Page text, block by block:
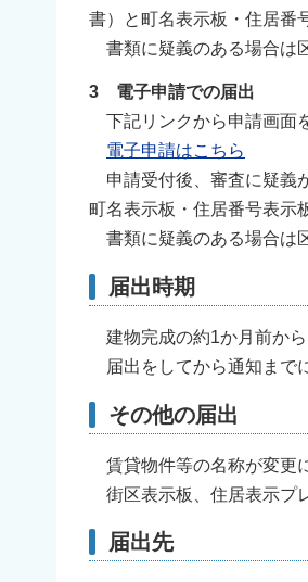
書）と町名表示板・住居番
書類に疑義のある場合は
3 電子申請での届出
下記リンクから申請画面
電子申請はこちら
申請受付後、審査に疑義
町名表示板・住居番号表示
書類に疑義のある場合は
届出時期
建物完成の約1か月前から
届出をしてから通知まで
その他の届出
賃貸物件等の名称が変更
街区表示板、住居表示プ
届出先